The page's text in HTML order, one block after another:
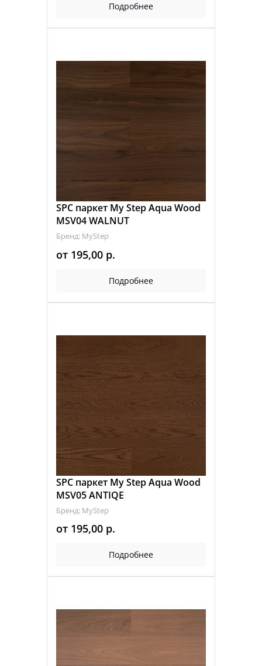
Подробнее
SPC паркет My Step Aqua Wood
MSV04 WALNUT
Бренд: MyStep
от 195,00 р.
Подробнее
SPC паркет My Step Aqua Wood
MSV05 ANTIQE
Бренд: MyStep
от 195,00 р.
Подробнее